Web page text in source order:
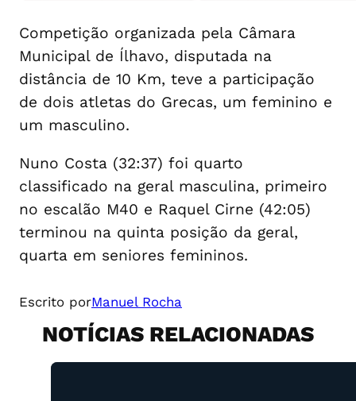
Competição organizada pela Câmara
Municipal de Ílhavo, disputada na
distância de 10 Km, teve a participação
de dois atletas do Grecas, um feminino e
um masculino.
Nuno Costa (32:37) foi quarto
classificado na geral masculina, primeiro
no escalão M40 e Raquel Cirne (42:05)
terminou na quinta posição da geral,
quarta em seniores femininos.
Escrito porManuel Rocha
NOTÍCIAS RELACIONADAS